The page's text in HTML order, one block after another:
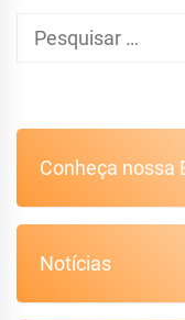
Pesquisar
Conheça nossa
Notícias